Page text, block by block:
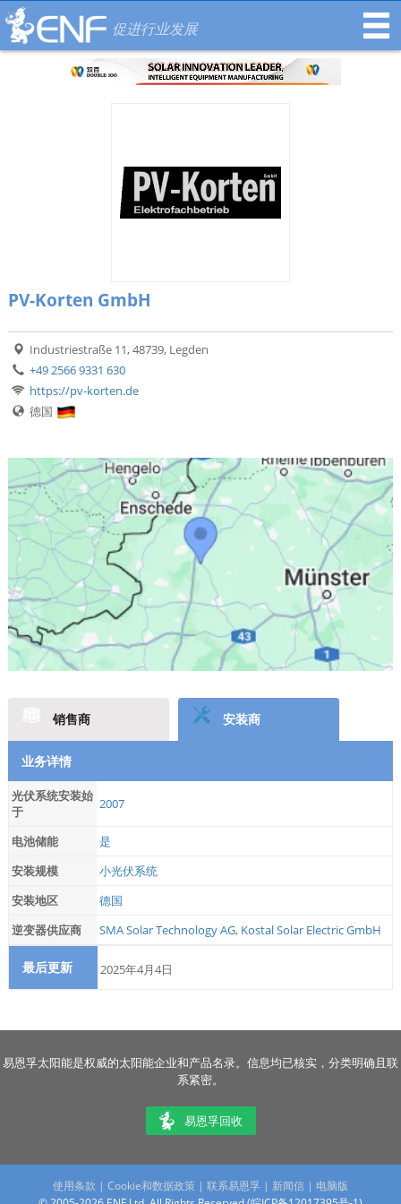
促进行业发展
PV-Korten GmbH
Industriestraße 11, 48739, Legden
+49 2566 9331 630
https://pv-korten.de
德国
销售商 安装商
业务详情
光伏系统安装始
于
2007
电池储能
是
安装规模
小光伏系统
安装地区
德国
逆变器供应商
SMA Solar Technology AG, Kostal Solar Electric GmbH
最后更新 2025年4月4日
易恩孚太阳能是权威的太阳能企业和产品名录。信息均已核实，分类明确且联
系紧密。
易恩孚回收
使用条款 | Cookie和数据政策 | 联系易恩孚 | 新闻信 | 电脑版